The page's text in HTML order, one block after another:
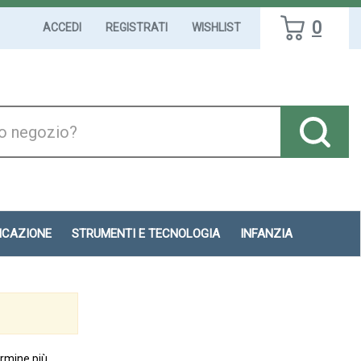
ACCEDI REGISTRATI WISHLIST 0
STRUMENTI E TECNOLOGIA INFANZIA